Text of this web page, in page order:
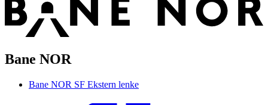
Bane NOR
Bane NOR SF Ekstern lenke